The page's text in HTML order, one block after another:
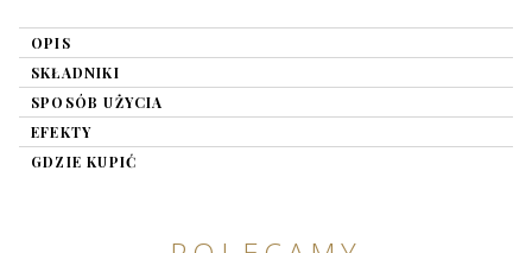
OPIS
SKŁADNIKI
SPOSÓB UŻYCIA
EFEKTY
GDZIE KUPIĆ